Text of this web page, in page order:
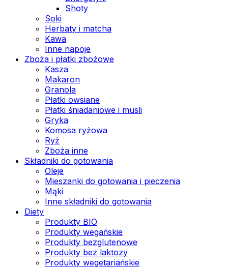
Shoty
Soki
Herbaty i matcha
Kawa
Inne napoje
Zboża i płatki zbożowe
Kasza
Makaron
Granola
Płatki owsiane
Płatki śniadaniowe i musli
Gryka
Komosa ryżowa
Ryż
Zboża inne
Składniki do gotowania
Oleje
Mieszanki do gotowania i pieczenia
Mąki
Inne składniki do gotowania
Diety
Produkty BIO
Produkty wegańskie
Produkty bezglutenowe
Produkty bez laktozy
Produkty wegetariańskie